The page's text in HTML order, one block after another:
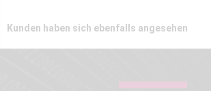
Kunden haben sich ebenfalls angesehen